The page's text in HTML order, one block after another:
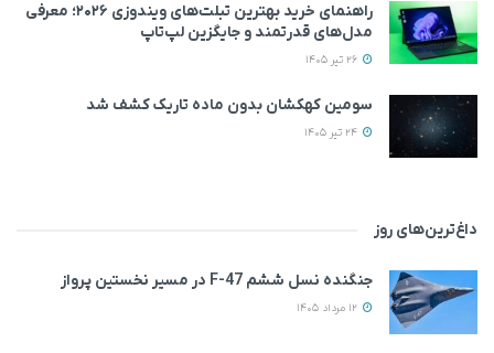
راهنمای خرید بهترین تبلت‌های ویندوزی ۲۰۲۶؛ معرفی
مدل‌های قدرتمند و جایگزین لپ‌تاپ
سومین کهکشان بدون ماده تاریک کشف شد
داغ‌ترین‌های روز
جنگنده نسل ششم F-47 در مسیر نخستین پرواز